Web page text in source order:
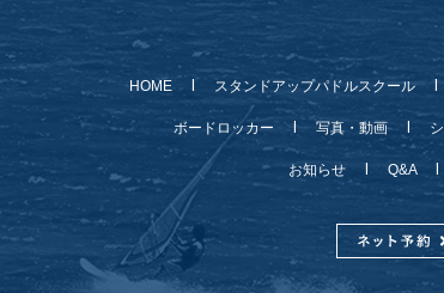
HOME スタンドアップパドルスクール
ボードロッカー 写真・動画 シ
お知らせ Q&A